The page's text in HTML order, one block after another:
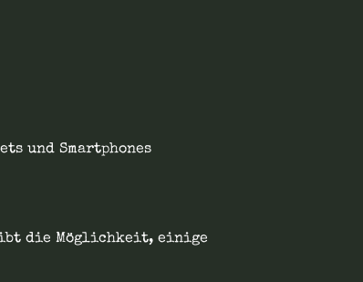
und Smartphones
die Möglichkeit, einige